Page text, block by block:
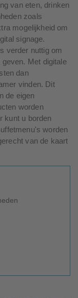
van eten, drinken
zoals
mogelijkheid om
signage.
verder nuttig om
Met digitale
dan
vinden. Dit
de eigen
worden
kunt u borden
worden
van de kaart